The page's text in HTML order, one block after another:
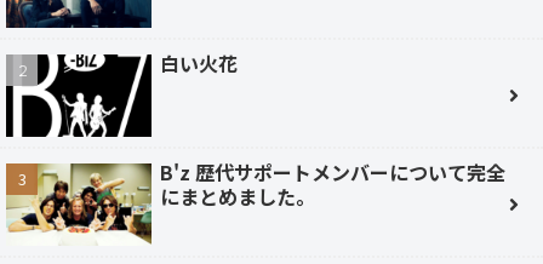
白い火花
B'z 歴代サポートメンバーについて完全
にまとめました。